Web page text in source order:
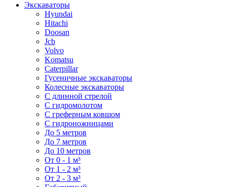
Экскаваторы
Hyundai
Hitachi
Doosan
Jcb
Volvo
Komatsu
Caterpillar
Гусеничные экскаваторы
Колесные экскаваторы
С длинной стрелой
С гидромолотом
С греферным ковшом
С гидроножницами
До 5 метров
До 7 метров
До 10 метров
От 0 - 1 м³
От 1 - 2 м³
От 2 - 3 м³